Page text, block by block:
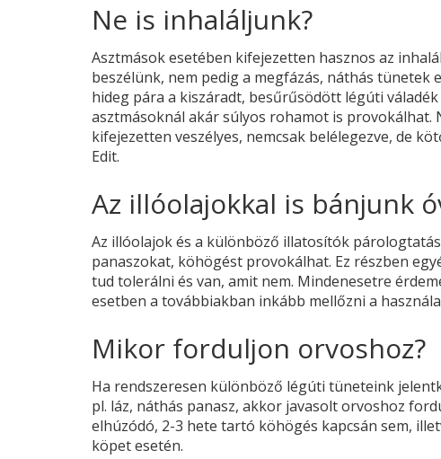
Ne is inhaláljunk?
Asztmások esetében kifejezetten hasznos az
beszélünk, nem pedig a megfázás, náthás
hideg pára a kiszáradt, besűrűsödött légúti
asztmásoknál akár súlyos rohamot is provokálhat.
kifejezetten veszélyes, nemcsak belélegezve, de
Edit.
Az illóolajokkal is bánjunk
Az illóolajok és a különböző illatosítók
panaszokat, köhögést provokálhat. Ez részben
tud tolerálni és van, amit nem. Mindenesetre
esetben a továbbiakban inkább mellőzni a
Mikor forduljon orvoshoz?
Ha rendszeresen különböző légúti tüneteink
pl. láz, náthás panasz, akkor javasolt orvoshoz
elhúzódó, 2-3 hete tartó köhögés kapcsán sem,
köpet esetén.